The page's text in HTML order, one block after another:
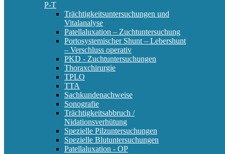
P-T
Trächtigkeitsuntersuchungen und
Vitalanalyse
Patellaluxation – Zuchtuntersuchung
Portosystemischer Shunt – Lebershunt
– Verschluss operativ
PKD - Zuchtuntersuchungen
Thoraxchirurgie
TPLO
TTA
Sachkundenachweise
Sonografie
Trächtigkeitsabbruch /
Nidationsverhütung
Spezielle Pilzuntersuchungen
Spezielle Blutuntersuchungen
Patellaluxation - OP